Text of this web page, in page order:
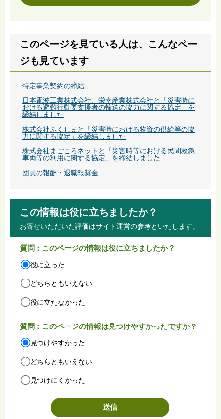
このページを見ている人は、こんなペー
ジも見ています
特定事業契約の締結
日本電波工業株式会社、栄幸産業株式会社と「災害時に
おける避難行動要支援者の輸送の協力に関する協定」を
締結しました
株式会社ふくしまと「災害時における物資の供給等の協
力に関する協定」を締結しました
株式会社まごころネットと「災害時等における民間救急
車両等の利用に関する協定」を締結しました
団員の報酬・退職報奨金
この情報は役に立ちましたか？
お寄せいただいた評価はサイト運営の参考といたします。
質問：このページの情報は役に立ちましたか？
役に立った
どちらともいえない
役に立たなかった
質問：このページの情報は見つけやすかったですか？
見つけやすかった
どちらともいえない
見つけにくかった